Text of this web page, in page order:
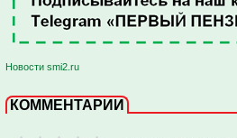
Новости smi2.ru
КОММЕНТАРИИ